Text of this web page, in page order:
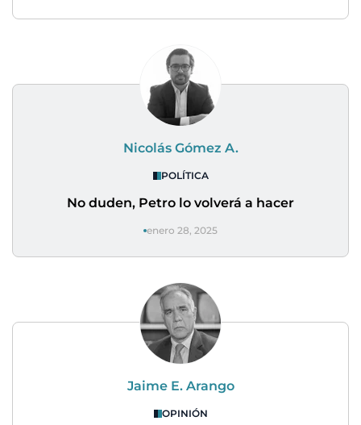
Nicolás Gómez A.
POLÍTICA
No duden, Petro lo volverá a hacer
enero 28, 2025
Jaime E. Arango
OPINIÓN